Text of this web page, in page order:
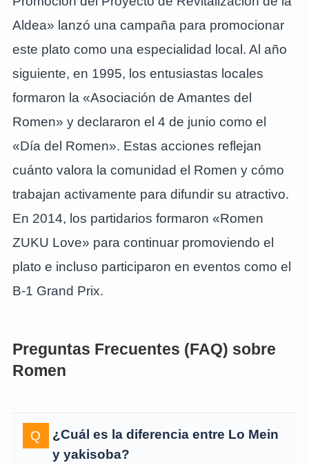
Aldea» lanzó una campaña para promocionar
este plato como una especialidad local. Al año
siguiente, en 1995, los entusiastas locales
formaron la «Asociación de Amantes del
Romen» y declararon el 4 de junio como el
«Día del Romen». Estas acciones reflejan
cuánto valora la comunidad el Romen y cómo
trabajan activamente para difundir su atractivo.
En 2014, los partidarios formaron «Romen
ZUKU Love» para continuar promoviendo el
plato e incluso participaron en eventos como el
B-1 Grand Prix.
Preguntas Frecuentes (FAQ) sobre
Romen
¿Cuál es la diferencia entre Lo Mein
y yakisoba?